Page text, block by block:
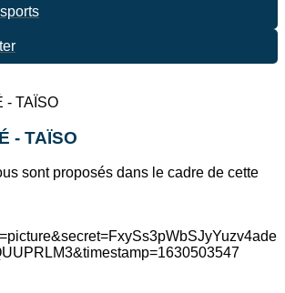
- TAÏSO
sont proposés dans le cadre de cette